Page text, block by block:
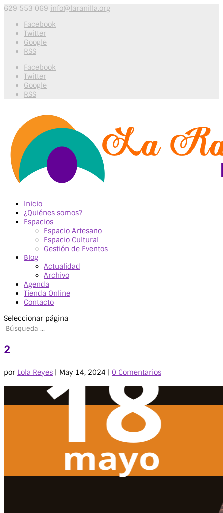
629 553 069 info@laranilla.org
Facebook
Twitter
Google
RSS
Facebook
Twitter
Google
RSS
Inicio
¿Quiénes somos?
Espacios
Espacio Artesano
Espacio Cultural
Gestión de Eventos
Blog
Actualidad
Archivo
Agenda
Tienda Online
Contacto
Seleccionar página
2
por Lola Reyes | May 14, 2024 | 0 Comentarios